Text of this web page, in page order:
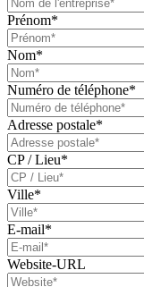
Prénom*
Nom*
Numéro de téléphone*
Adresse postale*
CP / Lieu*
Ville*
E-mail*
Website-URL